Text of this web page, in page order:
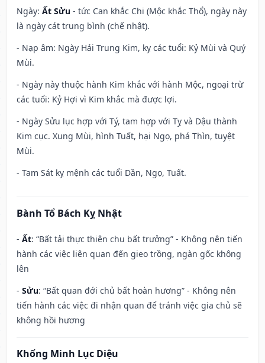
Ngày: Ất Sửu - tức Can khắc Chi (Mộc khắc Thổ), ngày này
là ngày cát trung bình (chế nhật).
- Nạp âm: Ngày Hải Trung Kim, kỵ các tuổi: Kỷ Mùi và Quý
Mùi.
- Ngày này thuộc hành Kim khắc với hành Mộc, ngoại trừ
các tuổi: Kỷ Hợi vì Kim khắc mà được lợi.
- Ngày Sửu lục hợp với Tý, tam hợp với Tỵ và Dậu thành
Kim cục. Xung Mùi, hình Tuất, hại Ngọ, phá Thìn, tuyệt
Mùi.
- Tam Sát kỵ mệnh các tuổi Dần, Ngọ, Tuất.
Bành Tổ Bách Kỵ Nhật
- Ất: “Bất tải thực thiên chu bất trưởng” - Không nên tiến
hành các việc liên quan đến gieo trồng, ngàn gốc không
lên
- Sửu: “Bất quan đới chủ bất hoàn hương” - Không nên
tiến hành các việc đi nhận quan để tránh việc gia chủ sẽ
không hồi hương
Khổng Minh Lục Diệu